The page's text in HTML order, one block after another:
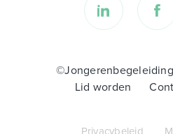
Lid worden